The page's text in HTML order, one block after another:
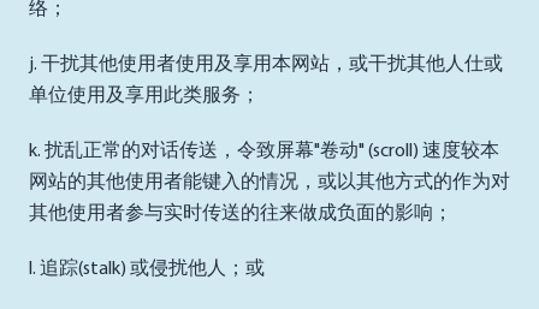
络；
j. 干扰其他使用者使用及享用本网站，或干扰其他人仕或
单位使用及享用此类服务；
k. 扰乱正常的对话传送，令致屏幕"卷动" (scroll) 速度较本
网站的其他使用者能键入的情况，或以其他方式的作为对
其他使用者参与实时传送的往来做成负面的影响；
l. 追踪(stalk) 或侵扰他人；或